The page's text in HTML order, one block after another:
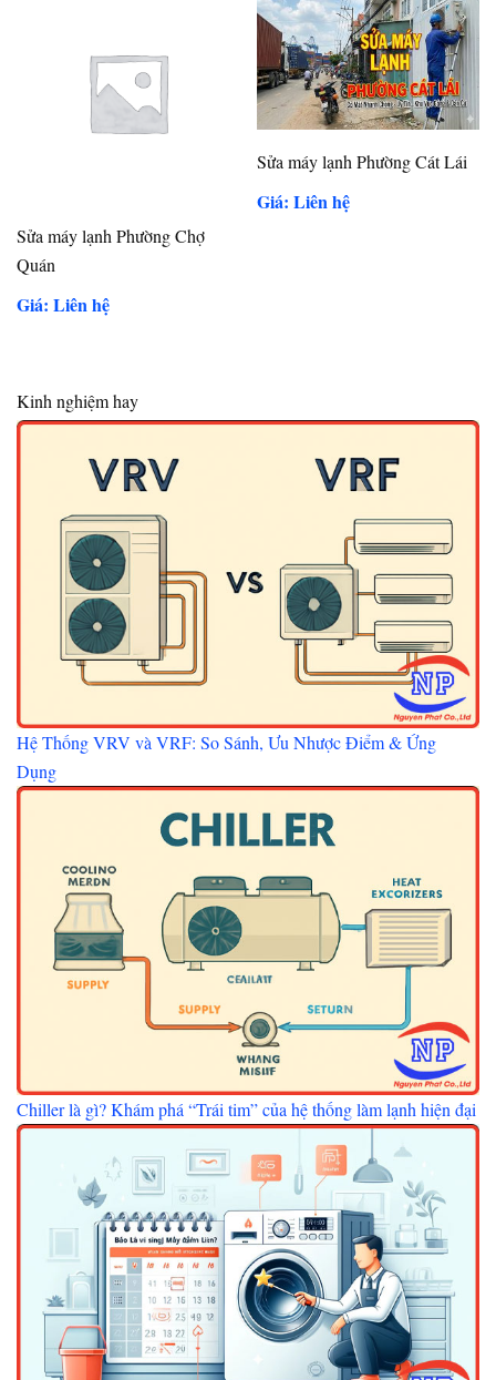
Sửa máy lạnh Phường Chợ
Quán
Giá: Liên hệ
Sửa máy lạnh Phường Cát Lái
Giá: Liên hệ
Kinh nghiệm hay
Hệ Thống VRV và VRF: So Sánh, Ưu Nhược Điểm & Ứng
Dụng
Chiller là gì? Khám phá “Trái tim” của hệ thống làm lạnh hiện đại